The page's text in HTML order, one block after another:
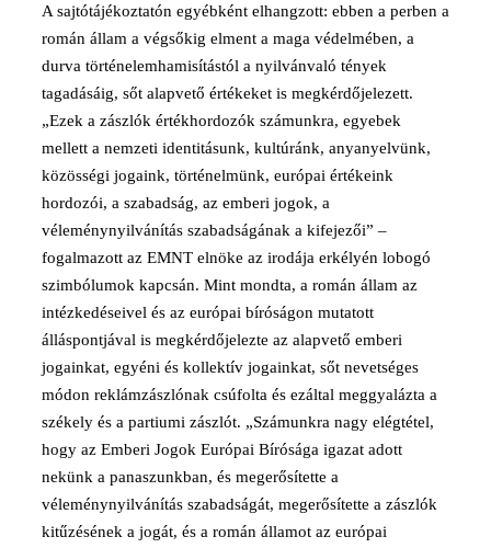
A sajtótájékoztatón egyébként elhangzott: ebben a perben a
román állam a végsőkig elment a maga védelmében, a
durva történelemhamisítástól a nyilvánvaló tények
tagadásáig, sőt alapvető értékeket is megkérdőjelezett.
„Ezek a zászlók értékhordozók számunkra, egyebek
mellett a nemzeti identitásunk, kultúránk, anyanyelvünk,
közösségi jogaink, történelmünk, európai értékeink
hordozói, a szabadság, az emberi jogok, a
véleménynyilvánítás szabadságának a kifejezői” –
fogalmazott az EMNT elnöke az irodája erkélyén lobogó
szimbólumok kapcsán. Mint mondta, a román állam az
intézkedéseivel és az európai bíróságon mutatott
álláspontjával is megkérdőjelezte az alapvető emberi
jogainkat, egyéni és kollektív jogainkat, sőt nevetséges
módon reklámzászlónak csúfolta és ezáltal meggyalázta a
székely és a partiumi zászlót. „Számunkra nagy elégtétel,
hogy az Emberi Jogok Európai Bírósága igazat adott
nekünk a panaszunkban, és megerősítette a
véleménynyilvánítás szabadságát, megerősítette a zászlók
kitűzésének a jogát, és a román államot az európai